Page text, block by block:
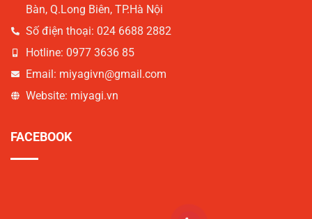
Bàn, Q.Long Biên, TP.Hà Nội
Số điện thoại: 024 6688 2882
Hotline: 0977 3636 85
Email: miyagivn@gmail.com
Website: miyagi.vn
FACEBOOK